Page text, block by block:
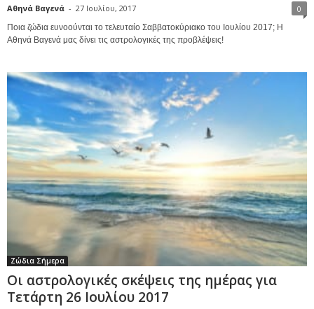
Αθηνά Βαγενά - 27 Ιουλίου, 2017 0
Ποια ζώδια ευνοούνται το τελευταίο Σαββατοκύριακο του Ιουλίου 2017; Η
Αθηνά Βαγενά μας δίνει τις αστρολογικές της προβλέψεις!
Ζώδια Σήμερα
Οι αστρολογικές σκέψεις της ημέρας για
Τετάρτη 26 Ιουλίου 2017